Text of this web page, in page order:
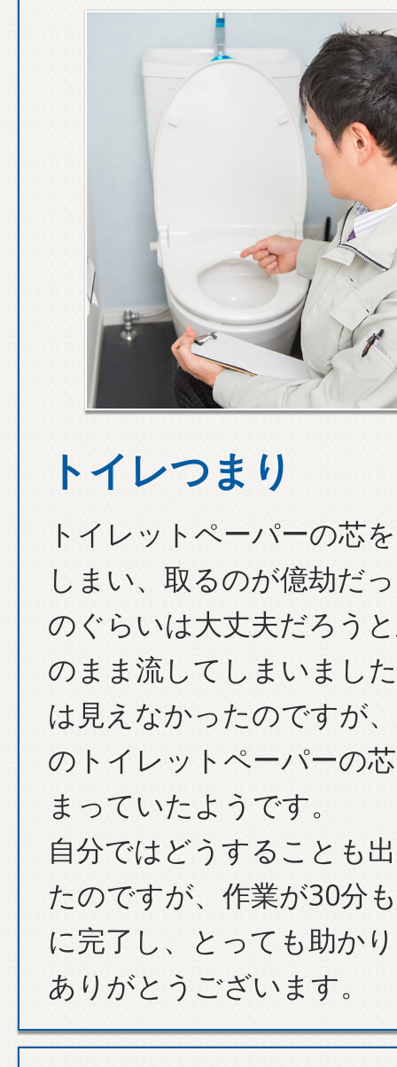
トイレつまり
トイレットペーパーの芯
しまい、取るのが億劫だ
のぐらいは大丈夫だろう
のまま流してしまいまし
は見えなかったのですが
のトイレットペーパーの
まっていたようです。
自分ではどうすることも
たのですが、作業が30分
に完了し、とっても助か
ありがとうございます。